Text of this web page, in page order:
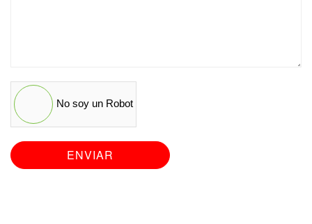
No soy un Robot
ENVIAR